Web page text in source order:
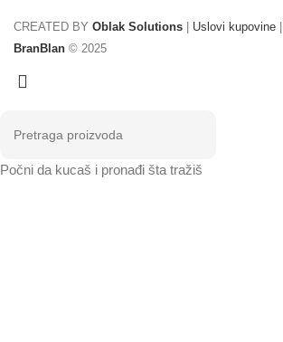
CREATED BY Oblak Solutions Uslovi kupovine
BranBlan © 2025
Počni da kucaš i pronađi šta tražiš